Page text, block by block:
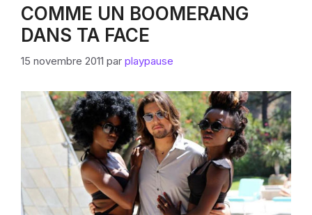
COMME UN BOOMERANG
DANS TA FACE
15 novembre 2011 par playpause